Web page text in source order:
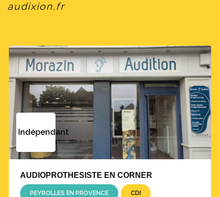
audixion.fr
Indépendant
AUDIOPROTHESISTE EN CORNER
PEYROLLES EN PROVENCE CDI